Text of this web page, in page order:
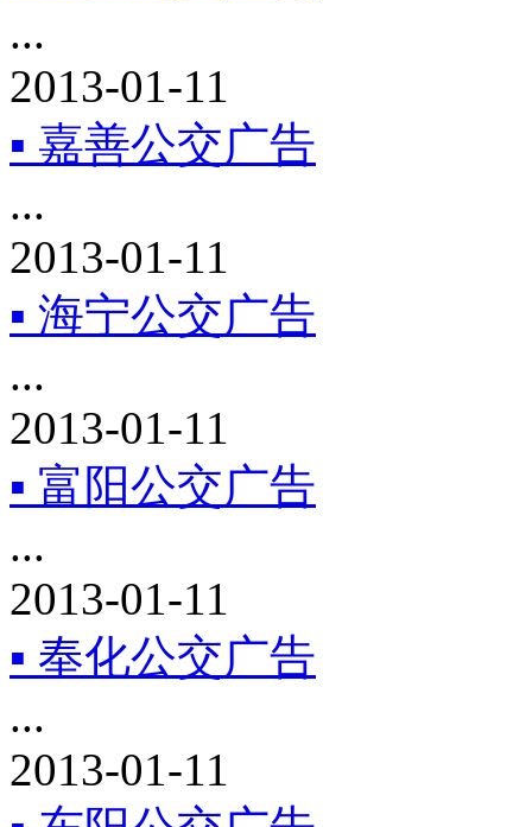
...
2013-01-11
▪ 嘉善公交广告
...
2013-01-11
▪ 海宁公交广告
...
2013-01-11
▪ 富阳公交广告
...
2013-01-11
▪ 奉化公交广告
...
2013-01-11